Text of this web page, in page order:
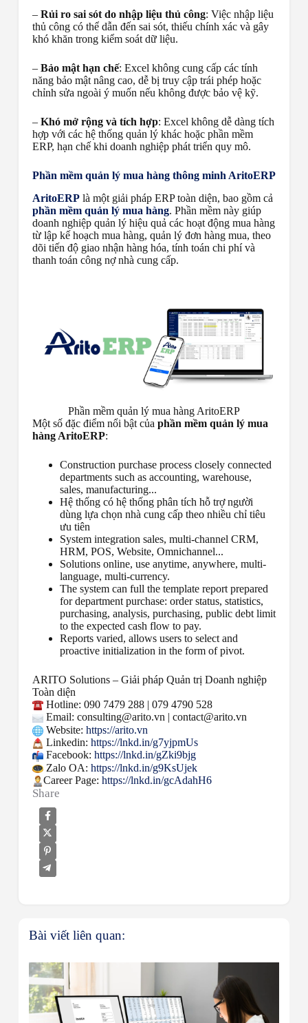
– Rủi ro sai sót do nhập liệu thủ công: Việc nhập liệu
thủ công có thể dẫn đến sai sót, thiếu chính xác và gây
khó khăn trong kiểm soát dữ liệu.
– Bảo mật hạn chế: Excel không cung cấp các tính
năng bảo mật nâng cao, dễ bị truy cập trái phép hoặc
chỉnh sửa ngoài ý muốn nếu không được bảo vệ kỹ.
– Khó mở rộng và tích hợp: Excel không dễ dàng tích
hợp với các hệ thống quản lý khác hoặc phần mềm
ERP, hạn chế khi doanh nghiệp phát triển quy mô.
Phần mềm quản lý mua hàng thông minh AritoERP
AritoERPlà một giải pháp ERP toàn diện, bao gồm cả
phần mềm quản lý mua hàng. Phần mềm này giúp
doanh nghiệp quản lý hiệu quả các hoạt động mua hàng
từ lập kế hoạch mua hàng, quản lý đơn hàng mua, theo
dõi tiến độ giao nhận hàng hóa, tính toán chi phí và
thanh toán công nợ nhà cung cấp.
Phần mềm quản lý mua hàng AritoERP
Một số đặc điểm nổi bật của phần mềm quản lý mua
hàng AritoERP:
Construction purchase process closely connected
departments such as accounting, warehouse,
sales, manufacturing...
Hệ thống có hệ thống phân tích hỗ trợ người
dùng lựa chọn nhà cung cấp theo nhiều chỉ tiêu
ưu tiên
System integration sales, multi-channel CRM,
HRM, POS, Website, Omnichannel...
Solutions online, use anytime, anywhere, multi-
language, multi-currency.
The system can full the template report prepared
for department purchase: order status, statistics,
purchasing, analysis, purchasing, public debt limit
to the expected cash flow to pay.
Reports varied, allows users to select and
proactive initialization in the form of pivot.
ARITO Solutions – Giải pháp Quản trị Doanh nghiệp
Toàn diện
Hotline: 090 7479 288 | 079 4790 528
Email: consulting@arito.vn | contact@arito.vn
Website: https://arito.vn
Linkedin: https://lnkd.in/g7yjpmUs
Facebook: https://lnkd.in/gZki9bjg
Zalo OA: https://lnkd.in/g9KsUjek
Career Page: https://lnkd.in/gcAdahH6
Share
Bài viết liên quan: